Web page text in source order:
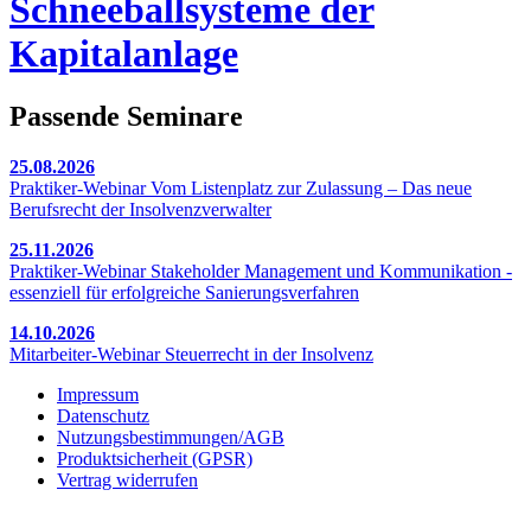
Schneeballsysteme der
Kapitalanlage
Passende Seminare
25.08.2026
Praktiker-Webinar Vom Listenplatz zur Zulassung – Das neue
Berufsrecht der Insolvenzverwalter
25.11.2026
Praktiker-Webinar Stakeholder Management und Kommunikation -
essenziell für erfolgreiche Sanierungsverfahren
14.10.2026
Mitarbeiter-Webinar Steuerrecht in der Insolvenz
Impressum
Datenschutz
Nutzungsbestimmungen/AGB
Produktsicherheit (GPSR)
Vertrag widerrufen